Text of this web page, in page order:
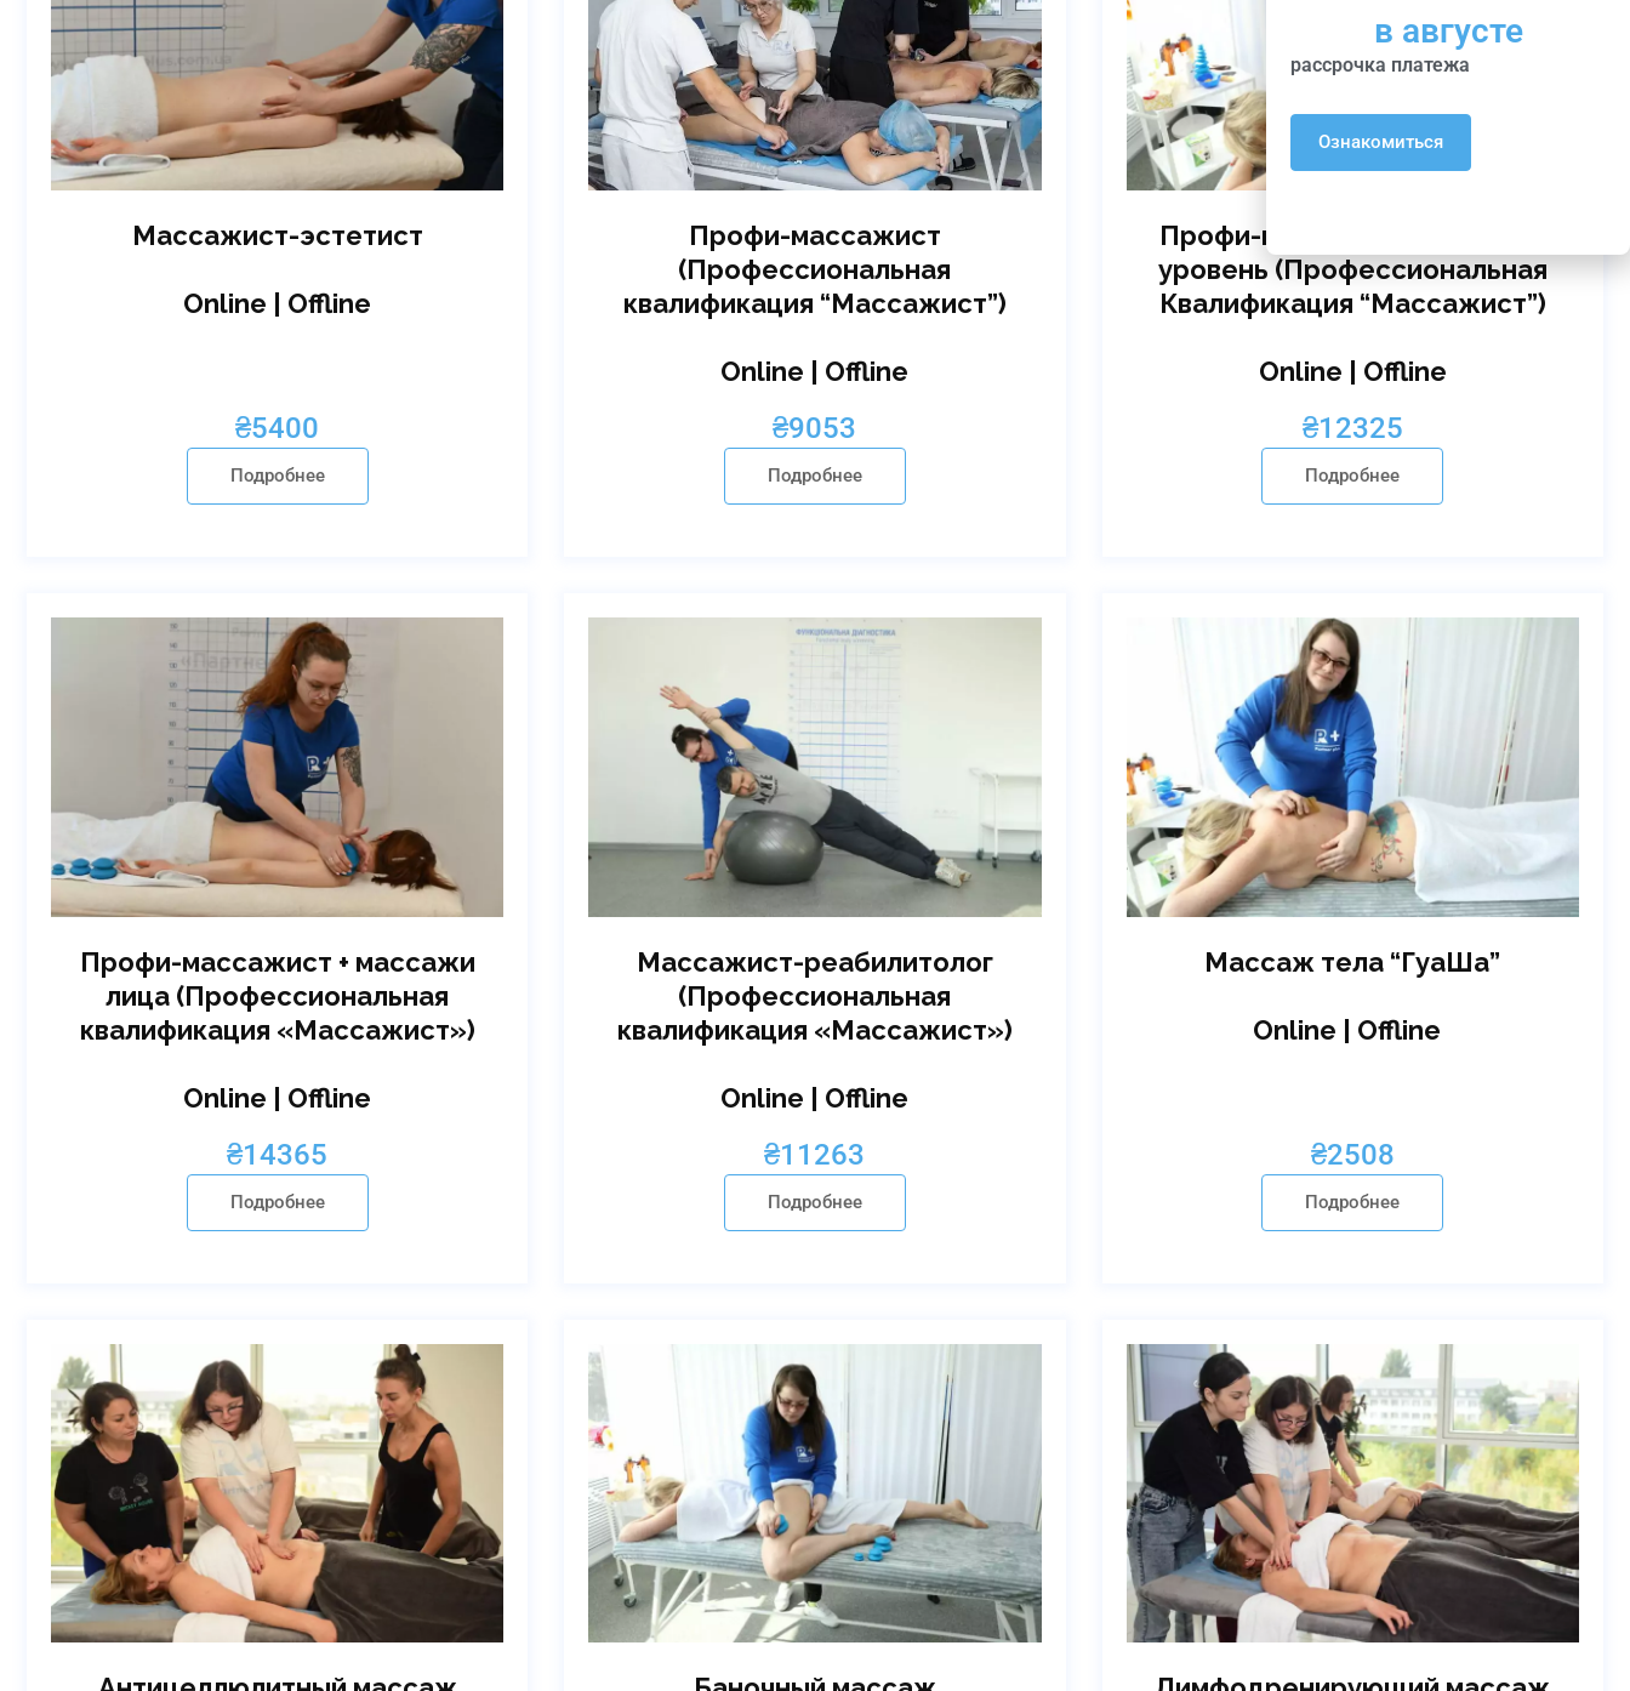
Массажист-эстетист
Online | Offline
₴5400
Подробнее
Профи-массажист
(Профессиональная
квалификация “Массажист”)
Online | Offline
₴9053
Подробнее
Профи-массажист. Эксперт-
уровень (Профессиональная
Квалификация “Массажист”)
Online | Offline
₴12325
Подробнее
Профи-массажист + массажи
лица (Профессиональная
квалификация «Массажист»)
Online | Offline
₴14365
Подробнее
Массажист-реабилитолог
(Профессиональная
квалификация «Массажист»)
Online | Offline
₴11263
Подробнее
Массаж тела “ГуаШа”
Online | Offline
₴2508
Подробнее
в августе
рассрочка платежа
Ознакомиться